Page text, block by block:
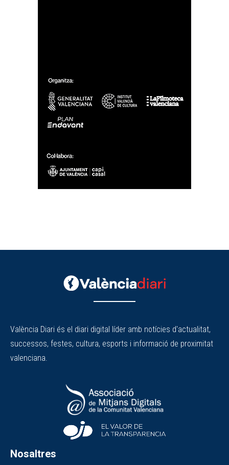
València Diari és el diari digital líder amb notícies d'actualitat,
successos, festes, cultura, esports i informació de proximitat
valenciana.
Nosaltres